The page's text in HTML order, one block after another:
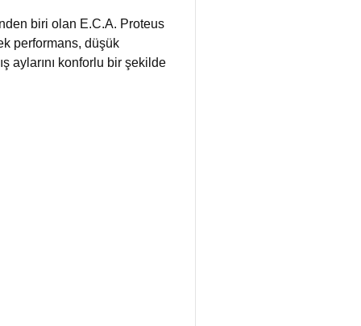
biri olan E.C.A. Proteus
performans, düşük
aylarını konforlu bir şekilde